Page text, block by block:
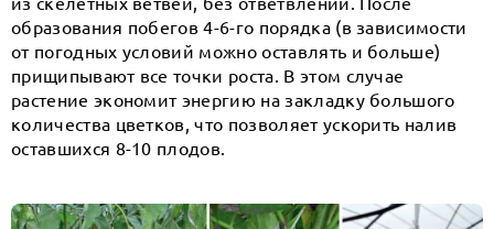
образования побегов 4-6-го порядка (в зависимости
от погодных условий можно оставлять и больше)
прищипывают все точки роста. В этом случае
растение экономит энергию на закладку большого
количества цветков, что позволяет ускорить налив
оставшихся 8-10 плодов.